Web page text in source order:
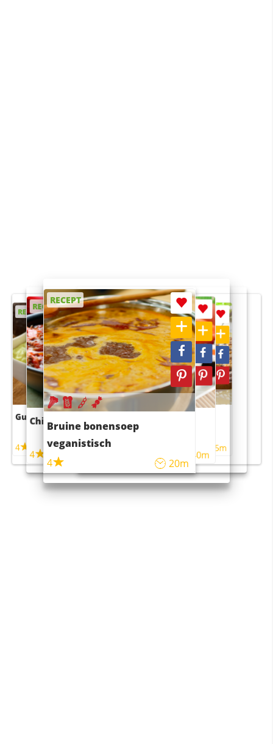
RECEPT
Guacamole
4
RECEPT
Chili con carne
4 45m
RECEPT
Bruine bonensoep
veganistisch
4
20m
RECEPT
Sushi rijstsalade
maaltijdsalade
40m
RECEPT
4 55m